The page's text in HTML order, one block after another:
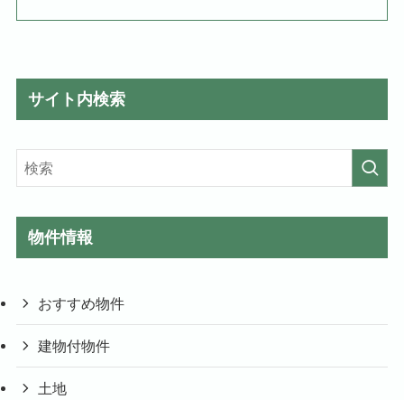
サイト内検索
物件情報
おすすめ物件
建物付物件
土地